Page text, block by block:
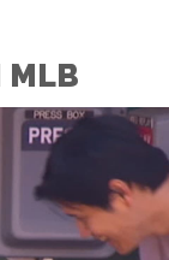
MLB